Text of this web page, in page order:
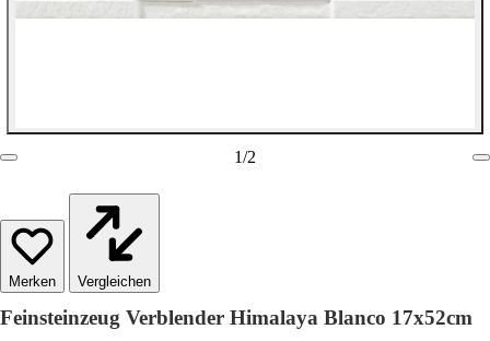
1/2
Vergleichen
Feinsteinzeug Verblender Himalaya Blanco 17x52cm